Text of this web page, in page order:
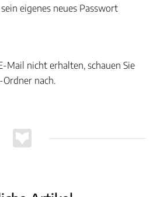
eigenes neues Passwort
Mail nicht erhalten, schauen Sie
nach.